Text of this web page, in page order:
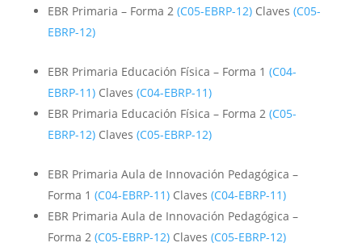
EBR Primaria – Forma 2 (C05-EBRP-12)Claves (C05-
EBRP-12)
EBR Primaria Educación Física – Forma 1 (C04-
EBRP-11)Claves (C04-EBRP-11)
EBR Primaria Educación Física – Forma 2 (C05-
EBRP-12)Claves (C05-EBRP-12)
EBR Primaria Aula de Innovación Pedagógica –
Forma 1 (C04-EBRP-11)Claves (C04-EBRP-11)
EBR Primaria Aula de Innovación Pedagógica –
Forma 2 (C05-EBRP-12)Claves (C05-EBRP-12)